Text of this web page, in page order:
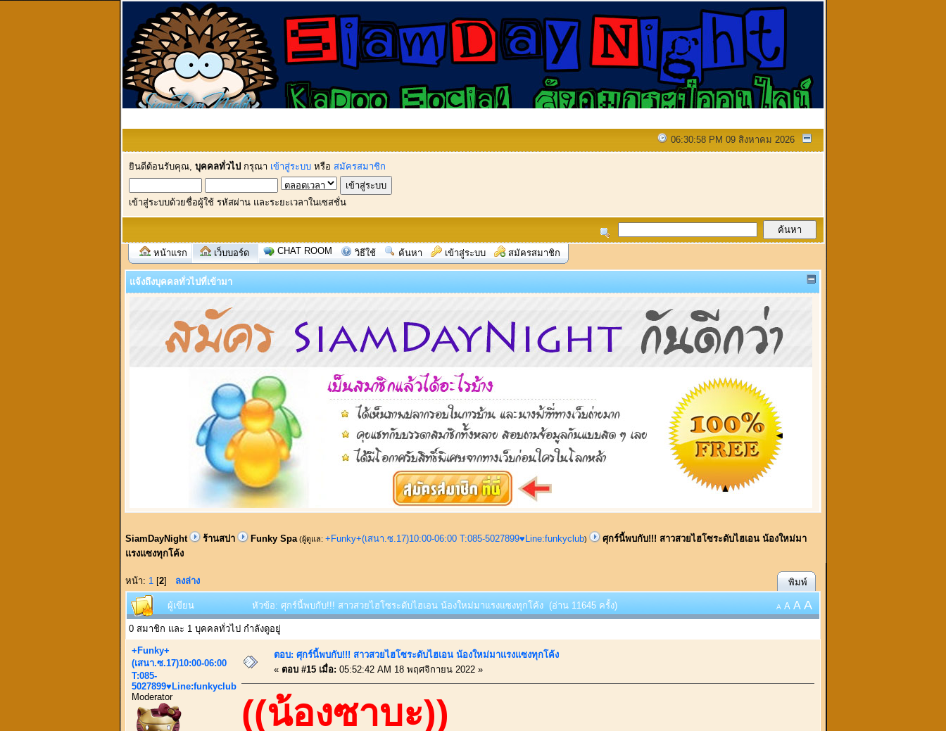
06:30:58 PM 09 สิงหาคม 2026
ยินดีต้อนรับคุณ, บุคคลทั่วไป กรุณา เข้าสู่ระบบ หรือ สมัครสมาชิก
เข้าสู่ระบบด้วยชื่อผู้ใช้ รหัสผ่าน และระยะเวลาในเซสชั่น
หน้าแรก เว็บบอร์ด CHAT ROOM วิธีใช้ ค้นหา เข้าสู่ระบบ สมัครสมาชิก
แจ้งถึงบุคคลทั่วไปที่เข้ามา
SiamDayNight ร้านสปา Funky Spa (ผู้ดูแล: +Funky+(เสนา.ซ.17)10:00-06:00 T:085-5027899♥Line:funkyclub)
ศุกร์นี้พบกับ!!! สาวสวยไฮโซระดับไฮเอน น้องใหม่มา
แรงแซงทุกโค้ง
หน้า: 1 [2] ลงล่าง พิมพ์
ผู้เขียน หัวข้อ: ศุกร์นี้พบกับ!!! สาวสวยไฮโซระดับไฮเอน น้องใหม่มาแรงแซงทุกโค้ง (อ่าน 11645 ครั้ง) A A A A
0 สมาชิก และ 1 บุคคลทั่วไป กำลังดูอยู่
+Funky+
(เสนา.ซ.17)10:00-06:00
T:085-
5027899♥Line:funkyclub
Moderator
ตอบ: ศุกร์นี้พบกับ!!! สาวสวยไฮโซระดับไฮเอน น้องใหม่มาแรงแซงทุกโค้ง
« ตอบ #15 เมื่อ: 05:52:42 AM 18 พฤศจิกายน 2022 »
((น้องซาบะ))